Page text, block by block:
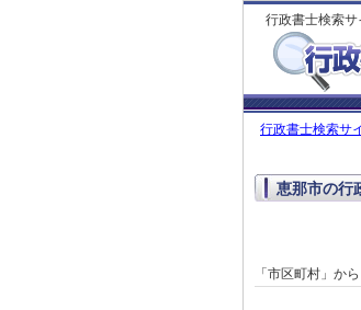
行政書士検索サ
行政書士検索サ
恵那市の行
「市区町村」か